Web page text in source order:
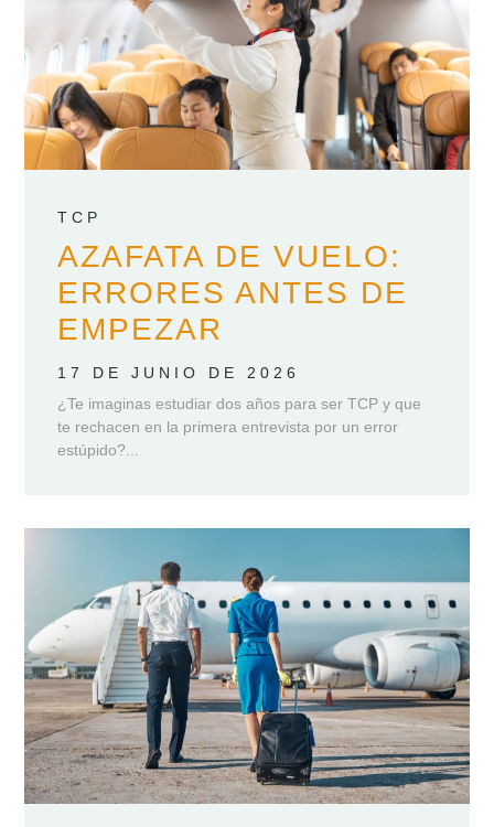
TCP
AZAFATA DE VUELO:
ERRORES ANTES DE
EMPEZAR
17 DE JUNIO DE 2026
¿Te imaginas estudiar dos años para ser TCP y que
te rechacen en la primera entrevista por un error
estúpido?...